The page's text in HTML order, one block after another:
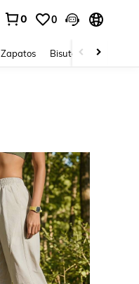
0 0
Zapatos Bisutería Y